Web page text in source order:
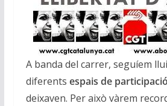
A banda del carrer, seguíem
diferents espais de participació
deixaven. Per això vàrem